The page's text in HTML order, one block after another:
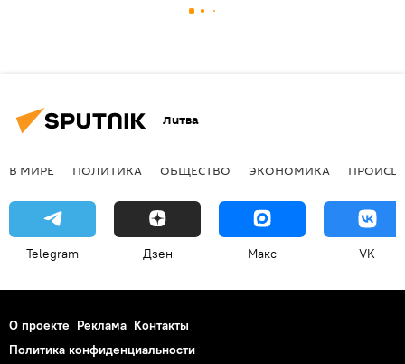
Литва
В МИРЕ ПОЛИТИКА ОБЩЕСТВО ЭКОНОМИКА
Telegram Дзен Макс VK
О проекте Реклама Контакты
Политика конфиденциальности